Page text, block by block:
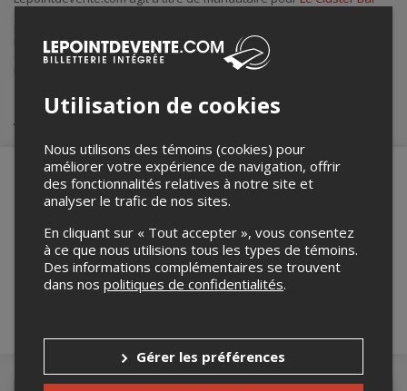
Pour plus d’information à propos de cet événement, veuillez
contacter l’organisateur de l’événement,Le Cluster Bar Spectacle
Achat de billets
robot ci-bas.
Utilisation de cookies
Nous utilisons des témoins (cookies) pour
améliorer votre expérience de navigation, offrir
des fonctionnalités relatives à notre site et
analyser le trafic de nos sites.
En cliquant sur « Tout accepter », vous consentez
à ce que nous utilisions tous les types de témoins.
Des informations complémentaires se trouvent
dans nos politiques de confidentialités.
Gérer les préférences